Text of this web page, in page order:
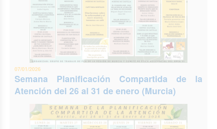
07/01/2026
Semana Planificación Compartida de la
Atención del 26 al 31 de enero (Murcia)